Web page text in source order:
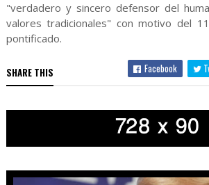
"verdadero y sincero defensor del
valores tradicionales" con motivo del
pontificado.
SHARE THIS Facebook